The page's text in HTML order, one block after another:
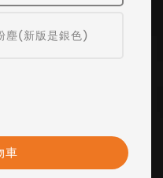
塵(新版是銀色)
車